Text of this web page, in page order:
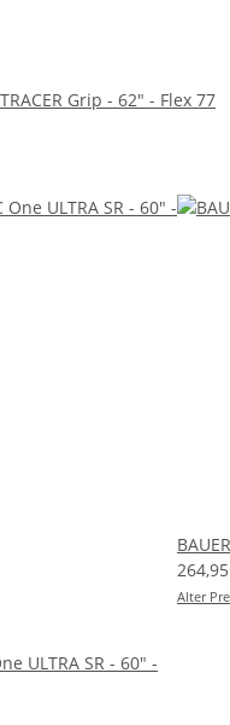
Grip - 62" - Flex 77
ULTRA SR - 60" -
Alter